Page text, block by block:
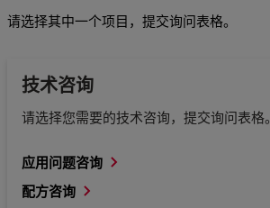
请选择其中一个项目，提交询问表格。
技术咨询
请选择您需要的技术咨询，提交询问表格。
应用问题咨询
配方咨询